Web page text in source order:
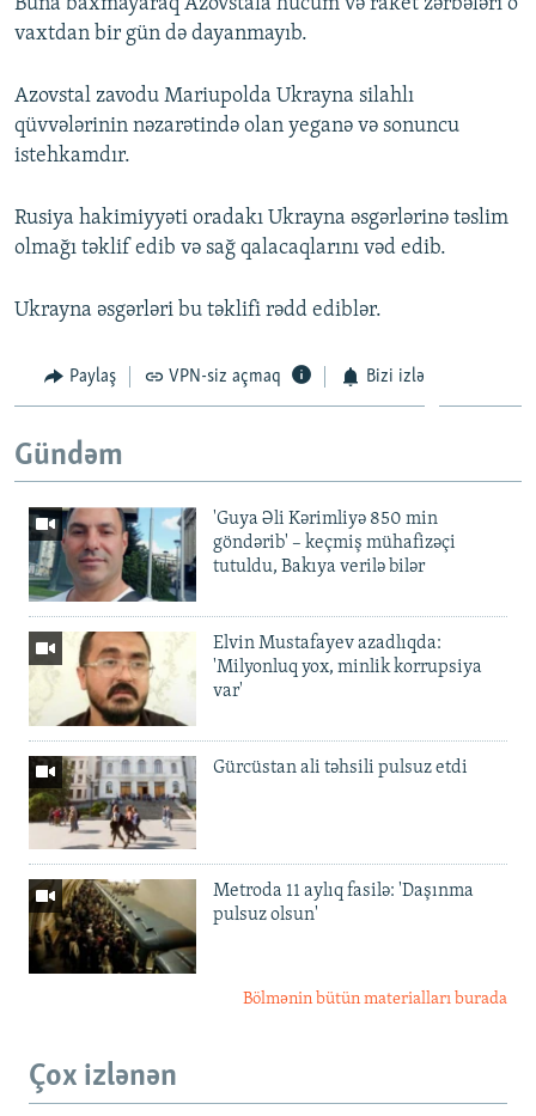
vaxtdan bir gün də dayanmayıb.
Azovstal zavodu Mariupolda Ukrayna silahlı
qüvvələrinin nəzarətində olan yeganə və sonuncu
istehkamdır.
Rusiya hakimiyyəti oradakı Ukrayna əsgərlərinə təslim
olmağı təklif edib və sağ qalacaqlarını vəd edib.
Ukrayna əsgərləri bu təklifi rədd ediblər.
Paylaş VPN-siz açmaq Bizi izlə
Gündəm
'Guya Əli Kərimliyə 850 min
göndərib' – keçmiş mühafizəçi
tutuldu, Bakıya verilə bilər
Elvin Mustafayev azadlıqda:
'Milyonluq yox, minlik korrupsiya
var'
Gürcüstan ali təhsili pulsuz etdi
Metroda 11 aylıq fasilə: 'Daşınma
pulsuz olsun'
Bölmənin bütün materialları burada
Çox izlənən